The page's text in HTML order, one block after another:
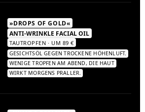
»DROPS OF GOLD«
ANTI-WRINKLE FACIAL OIL
TAUTROPFEN · UM 89 €
GESICHTSÖL GEGEN TROCKENE HÖHENLUFT.
WENIGE TROPFEN AM ABEND, DIE HAUT
WIRKT MORGENS PRALLER.